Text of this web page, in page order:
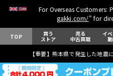
For Overseas Customers:
gakki.com/" for
TOP 買う
ストア
売る
中古買取
イ
【重要】熊本県で発生した地震